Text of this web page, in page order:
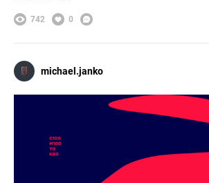
742 0
michael.janko